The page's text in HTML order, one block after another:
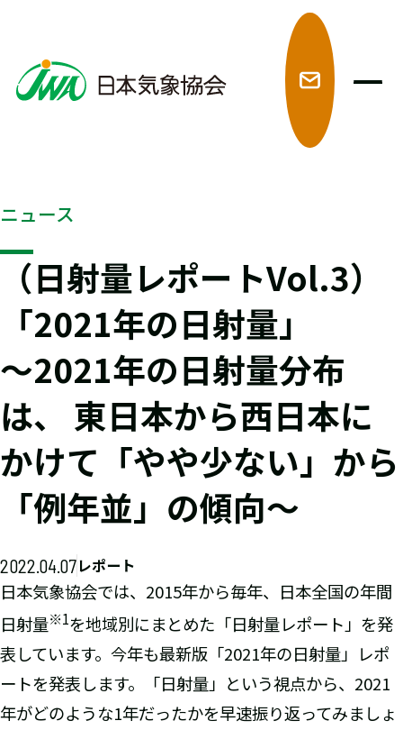
ニュース
（日射量レポートVol.3）
「2021年の日射量」
～2021年の日射量分布
は、 東日本から西日本に
かけて「やや少ない」から
「例年並」の傾向～
2022.04.07レポート
日本気象協会では、2015年から毎年、日本全国の年間
日射量※1を地域別にまとめた「日射量レポート」を発
表しています。今年も最新版「2021年の日射量」レポ
ートを発表します。「日射量」という視点から、2021
年がどのような1年だったかを早速振り返ってみましょ